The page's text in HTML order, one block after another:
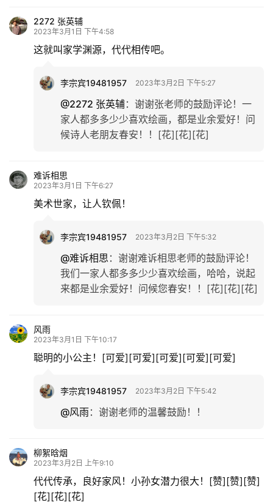
2272 张英辅
2023年3月1日 下午4:58
这就叫家学渊源，代代相传吧。
李宗宾19481957 2023年3月2日 下午5:27
@2272 张英辅： 谢谢张老师的鼓励评论！一
家人都多多少少喜欢绘画，都是业余爱好！问
候诗人老朋友春安！！[花][花][花]
难诉相思
2023年3月1日 下午6:27
美术世家，让人钦佩！
李宗宾19481957 2023年3月2日 下午5:32
@难诉相思 ： 谢谢难诉相思老师的鼓励评论！
我们一家人都多多少少喜欢绘画，哈哈，说起
来都是业余爱好！问候您春安！！[花][花][花]
风雨
2023年3月1日 下午10:17
聪明的小公主！[可爱][可爱][可爱][可爱][可爱]
李宗宾19481957 2023年3月2日 下午5:42
@风雨： 谢谢老师的温馨鼓励！！
柳絮晗烟
2023年3月2日 上午9:10
代代传承，良好家风！小孙女潜力很大！[赞][赞][赞]
[花][花][花]